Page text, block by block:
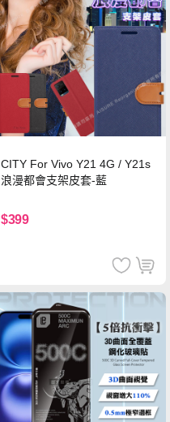
CITY For Vivo Y21 4G / Y21s
浪漫都會支架皮套-藍
$399